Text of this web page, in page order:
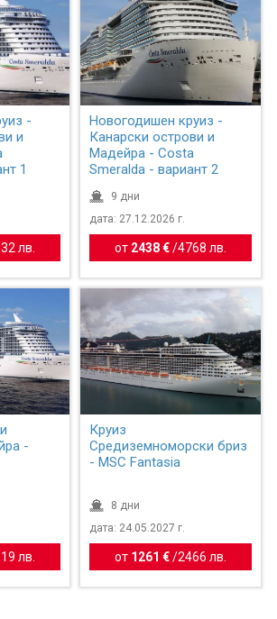
-
и
1
лв.
Новогодишен круиз -
Канарски острови и
Мадейра - Costa
Smeralda - вариант 2
9 дни
дата: 27.12.2026 г.
от 2438 €/4768 лв.
-
лв.
Круиз
Средиземноморски бриз
- MSC Fantasia
8 дни
дата: 24.05.2027 г.
от 1261 €/2466 лв.